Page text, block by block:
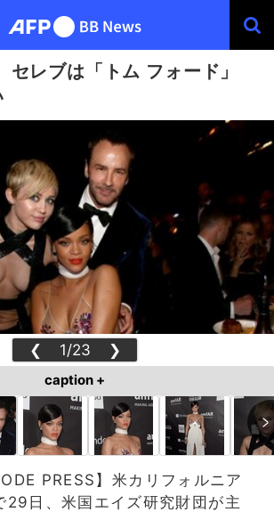
レブは「トム フォード」
❮ 1/23 ❯
caption +
PRESS】米カリフォルニア
29日、米国エイズ研究財団が主